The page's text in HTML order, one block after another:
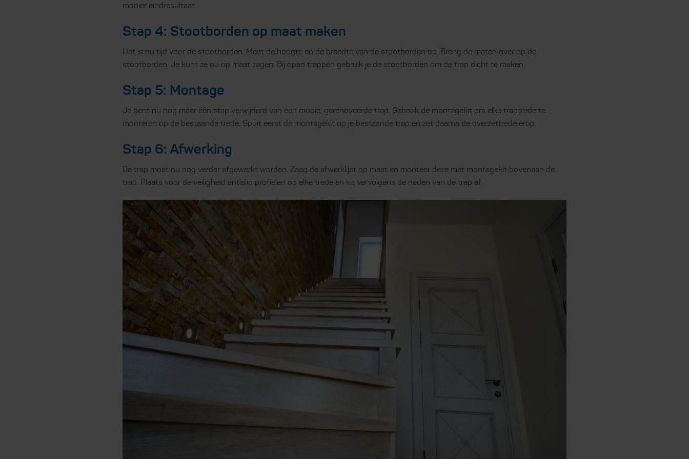
mooier eindresultaat.
Stap 4: Stootborden op maat maken
Het is nu tijd voor de stootborden. Meet de hoogte en de breedte van de stootborden op. Breng de maten over op de
stootborden. Je kunt ze nu op maat zagen. Bij open trappen gebruik je de stootborden om de trap dicht te maken.
Stap 5: Montage
Je bent nu nog maar één stap verwijderd van een mooie, gerenoveerde trap. Gebruik de montagekit om elke traptrede te
monteren op de bestaande trede. Spuit eerst de montagekit op je bestaande trap en zet daarna de overzettrede erop.
Stap 6: Afwerking
De trap moet nu nog verder afgewerkt worden. Zaag de afwerklijst op maat en monteer deze met montagekit bovenaan de
trap. Plaats voor de veiligheid antislip profielen op elke trede en kit vervolgens de naden van de trap af.